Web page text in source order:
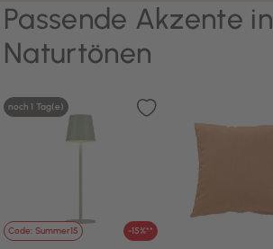
Passende Akzente in
Naturtönen
Code: Summer15 -15%**
noch 1 Tag(e)